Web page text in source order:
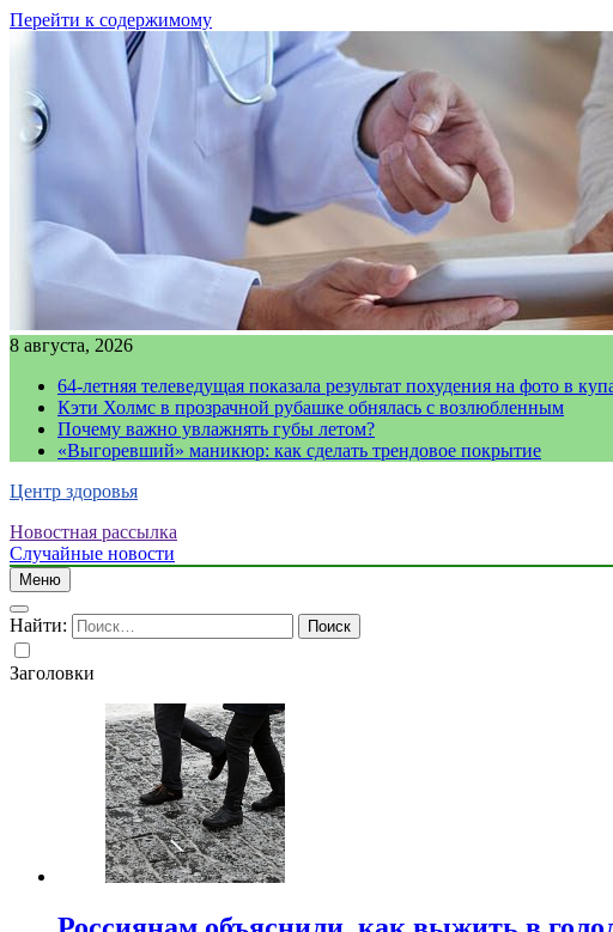
Перейти к содержимому
8 августа, 2026
64-летняя телеведущая показала результат похудения на фото в
Кэти Холмс в прозрачной рубашке обнялась с возлюбленным
Почему важно увлажнять губы летом?
«Выгоревший» маникюр: как сделать трендовое покрытие
Центр здоровья
Новостная рассылка
Случайные новости
Меню
Найти:
Заголовки